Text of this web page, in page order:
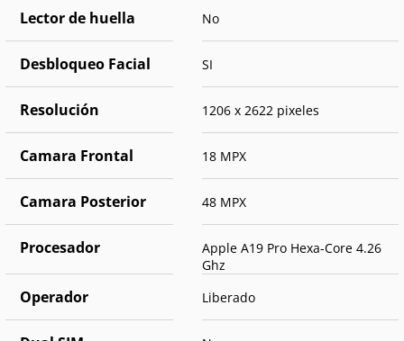
Lector de huella No
Desbloqueo Facial SI
Resolución 1206 x 2622 pixeles
Camara Frontal 18 MPX
Camara Posterior 48 MPX
Procesador
Apple A19 Pro Hexa-Core 4.26
Ghz
Operador Liberado